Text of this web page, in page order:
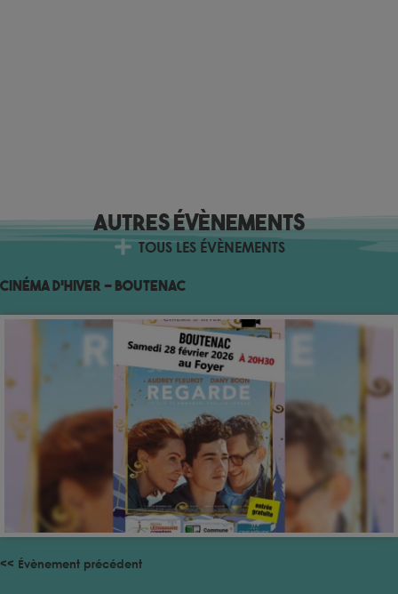
Autres évènements
TOUS LES ÉVÈNEMENTS
Cinéma d’hiver – Boutenac
<< Évènement précédent